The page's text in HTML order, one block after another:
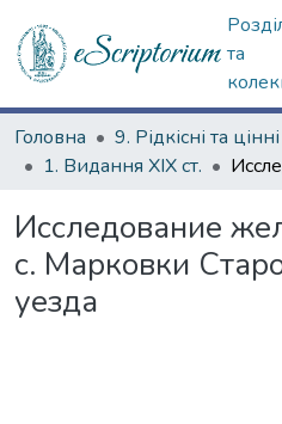
та
Головна
1. Видання ХІХ ст.
Исследование
с. Марковки
уезда